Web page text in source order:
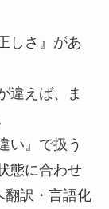
しさ』があ
違えば、ま
い』で扱う
態に合わせ
翻訳・言語化